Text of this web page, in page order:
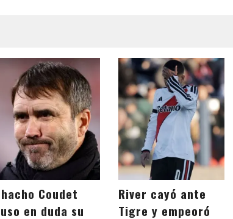
Coudet
en duda su
River cayó ante
Tigre y empeoró